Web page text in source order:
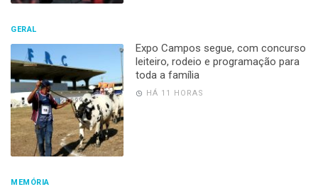
GERAL
Expo Campos segue, com concurso
leiteiro, rodeio e programação para
toda a família
HÁ 11 HORAS
MEMÓRIA